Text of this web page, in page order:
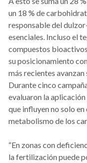
un 18 % de
responsable del
esenciales. Incluso el
compuestos
su posicionamiento
más recientes
Durante cinco
evaluaron la
que influyen no solo
metabolismo de los
“En zonas con
la fertilización puede